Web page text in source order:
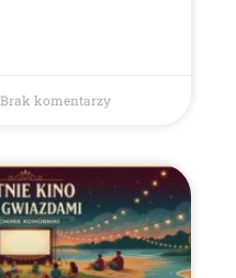
Brak komentarzy